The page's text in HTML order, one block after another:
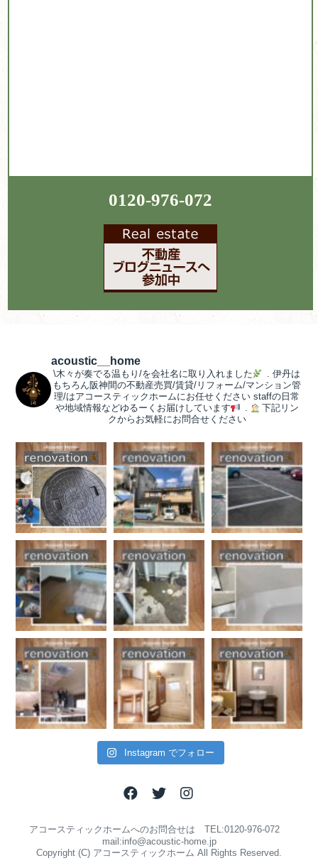
0120-976-072
acoustic__home
\木々が奏でる温もり/を会社名に取り入れました . 伊丹は
もちろん阪神間の不動産売買/賃貸/リフォーム/マンション管
理/はアコースティックホームにお任せください staffの日常
や地域情報などゆるーくお届けしています
.
下記リン
クからお気軽にお問合せください
Instagram でフォロー
アコースティックホームへのお問合せは TEL:0120-976-072
mail:info@acoustic-home.jp
Copyright (C) アコースティックホーム All Rights Reserved.